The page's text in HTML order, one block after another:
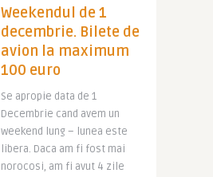
Weekendul de 1
decembrie. Bilete de
avion la maximum
100 euro
Se apropie data de 1
Decembrie cand avem un
weekend lung – lunea este
libera. Daca am fi fost mai
norocosi, am fi avut 4 zile